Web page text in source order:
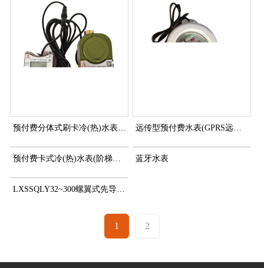
预付费分体式刷卡冷(热)水表(外接刷卡设备)
预付费卡式冷(热)水表(阶梯水价型和保底消费型)
LXSSQLY32~300螺翼式先导阀控远传水表
远传型预付费水表(GPRS远程控制、集中刷卡型)
蓝牙水表
1 2